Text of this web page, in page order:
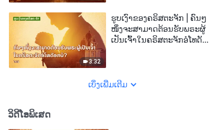
3:32
ຮູບເງົາຂອງຄຣິສຕະຈັກ | ຄົນໆ
ໜຶ່ງຈະສາມາດຕ້ອນຮັບພຣະຜູ້
ເປັນເຈົ້າໃນຄຣິສຕະຈັກອໍໂທດັ
ເບິ່ງເພີ່ມເຕີມ
ວິດີໂອພິເສດ